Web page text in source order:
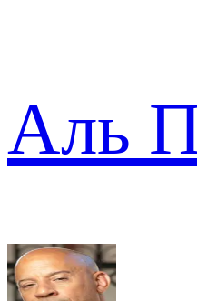
Аль